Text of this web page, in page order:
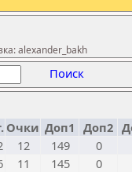
alexander_bakh
Поиск
Очки Доп1 Доп2
12 149 0
11 145 0